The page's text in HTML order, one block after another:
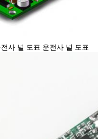
사 널 도표 운전사 널 도표